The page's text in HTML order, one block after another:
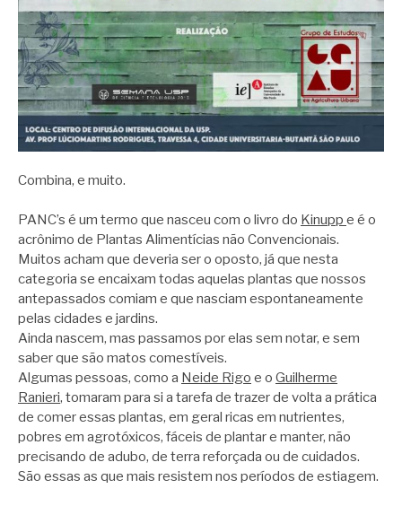
Combina, e muito.
PANC’s é um termo que nasceu com o livro do Kinupp e é o
acrônimo de Plantas Alimentícias não Convencionais.
Muitos acham que deveria ser o oposto, já que nesta
categoria se encaixam todas aquelas plantas que nossos
antepassados comiam e que nasciam espontaneamente
pelas cidades e jardins.
Ainda nascem, mas passamos por elas sem notar, e sem
saber que são matos comestíveis.
Algumas pessoas, como a Neide Rigo e o Guilherme
Ranieri, tomaram para si a tarefa de trazer de volta a prática
de comer essas plantas, em geral ricas em nutrientes,
pobres em agrotóxicos, fáceis de plantar e manter, não
precisando de adubo, de terra reforçada ou de cuidados.
São essas as que mais resistem nos períodos de estiagem.